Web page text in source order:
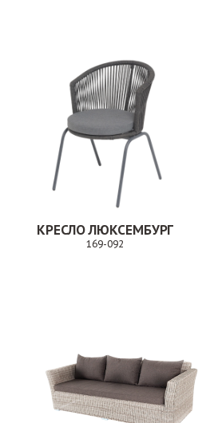
КРЕСЛО ЛЮКСЕМБУРГ
169-092